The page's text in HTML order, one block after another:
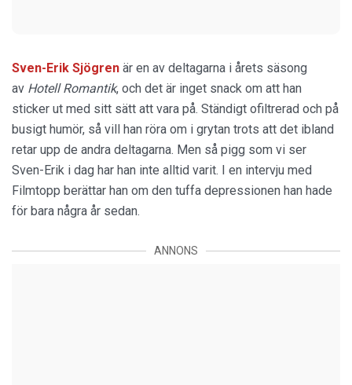
Sven-Erik Sjögren är en av deltagarna i årets säsong
av Hotell Romantik, och det är inget snack om att han
sticker ut med sitt sätt att vara på. Ständigt ofiltrerad och på
busigt humör, så vill han röra om i grytan trots att det ibland
retar upp de andra deltagarna. Men så pigg som vi ser
Sven-Erik i dag har han inte alltid varit. I en intervju med
Filmtopp berättar han om den tuffa depressionen han hade
för bara några år sedan.
ANNONS